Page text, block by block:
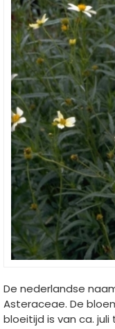
De nederlandse
Asteraceae. De
bloeitijd is van ca.